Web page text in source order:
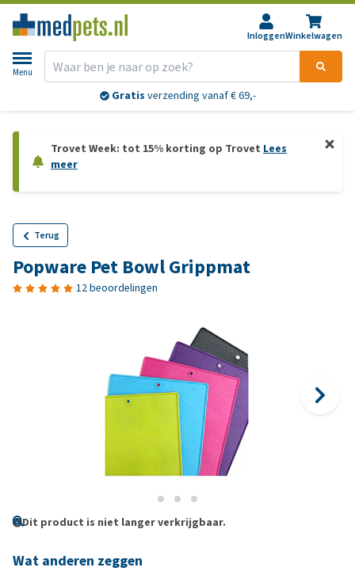
InloggenWinkelwagen
Menu
Gratis verzending vanaf € 69,-
Trovet Week: tot 15% korting op Trovet Lees
meer
Terug
Popware Pet Bowl Grippmat
12 beoordelingen
Dit product is niet langer verkrijgbaar.
Wat anderen zeggen